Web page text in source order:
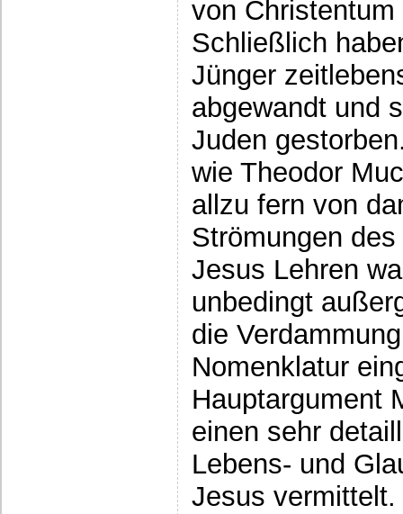
von
Schließlich
Jünger
abgewandt und
Juden
wie Theodor
allzu fern von
Strömungen
Jesus Lehren
unbedingt
die
Nomenklatur
Hauptargument
einen sehr
Lebens- und
Jesus vermittelt.